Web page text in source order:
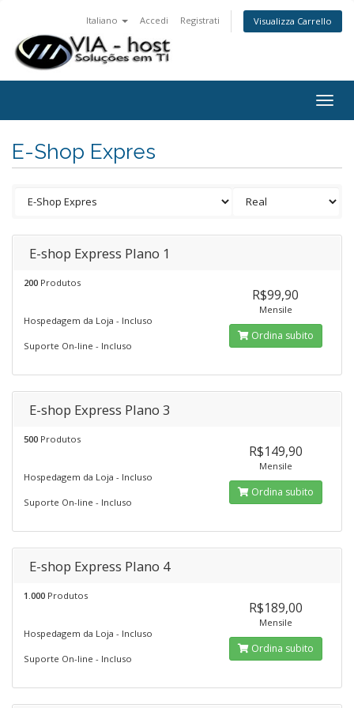
Italiano Accedi Registrati Visualizza Carrello
E-Shop Expres
E-shop Express Plano 1
200 Produtos
Hospedagem da Loja - Incluso
Suporte On-line - Incluso
R$99,90
Mensile
Ordina subito
E-shop Express Plano 3
500 Produtos
Hospedagem da Loja - Incluso
Suporte On-line - Incluso
R$149,90
Mensile
Ordina subito
E-shop Express Plano 4
1.000 Produtos
Hospedagem da Loja - Incluso
Suporte On-line - Incluso
R$189,00
Mensile
Ordina subito